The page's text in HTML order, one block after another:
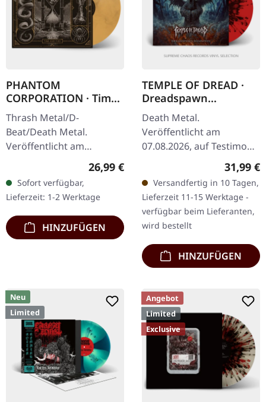
PHANTOM
CORPORATION · Time
And Tide | ORANGE
MARBLED LP
Thrash Metal/D-
Beat/Death Metal.
Veröffentlicht am
12.12.2025, auf Supreme
Chaos Records. Orange
marmoriertes Vinyl mit
Insert. Limitiert auf 150…
Regulärer Preis:
26,99 €
Sofort verfügbar,
Lieferzeit: 1-2 Werktage
HINZUFÜGEN
TEMPLE OF DREAD ·
Dreadspawn
Dominion | RED
SPLATTER LP
Death Metal.
Veröffentlicht am
07.08.2026, auf Testimony
Records. Rotes Vinyl mit
schwarzen Splattern im
Standard-Cover mit
Insert. Limitiert auf 250…
31,99 €
Versandfertig in 10 Tagen,
Lieferzeit 11-15 Werktage -
verfügbar beim Lieferanten,
wird bestellt
HINZUFÜGEN
Neu
Limited
Angebot
Limited
Exclusive